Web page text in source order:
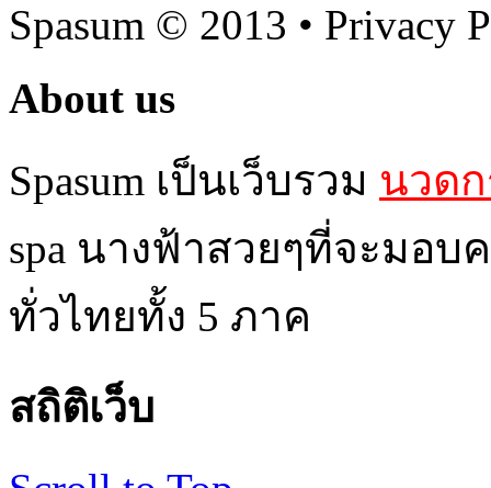
Spasum © 2013 • Privacy
About us
Spasum เป็นเว็บรวม นวด
spa นางฟ้าสวยๆที่จะมอ
ทั่วไทยทั้ง 5 ภาค
สถิติเว็บ